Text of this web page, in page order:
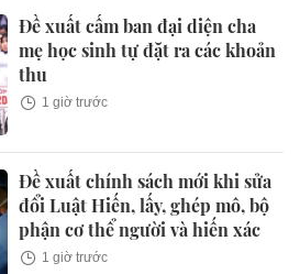
Đề xuất cấm ban đại diện cha
mẹ học sinh tự đặt ra các khoản
thu
1 giờ trước
Đề xuất chính sách mới khi sửa
đổi Luật Hiến, lấy, ghép mô, bộ
phận cơ thể người và hiến xác
1 giờ trước